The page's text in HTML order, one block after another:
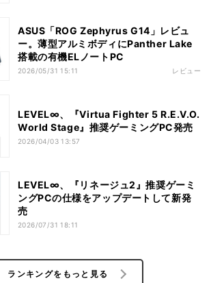
ASUS「ROG Zephyrus G14」レビュ
ー。薄型アルミボディにPanther Lake
搭載の有機ELノートPC
2026/05/31 15:11 レビュー
LEVEL∞、『Virtua Fighter 5 R.E.V.O.
World Stage』推奨ゲーミングPC発売
2026/04/03 13:57
LEVEL∞、『リネージュ2』推奨ゲーミ
ングPCの仕様をアップデートして新発
売
2026/07/31 18:11
ランキングをもっと見る